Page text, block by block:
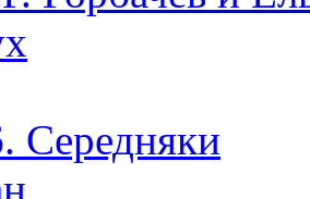
Середняки